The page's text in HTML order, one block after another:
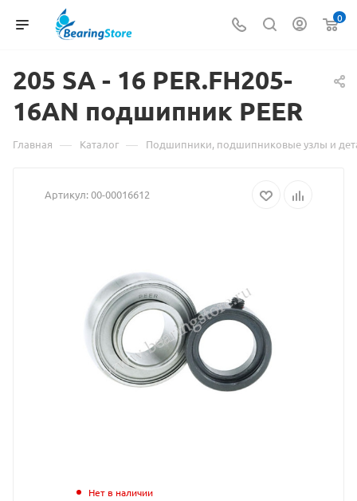
0
205 SA - Материал
о
товаре
SA
16
PER.FH205-
16AN
подшипник
PEER
сайта
16 PER.FH205-
16AN подшипник PEER
Главная — Каталог — Подшипники, подшипниковые узлы и
Артикул:00-00016612
Нет в наличии